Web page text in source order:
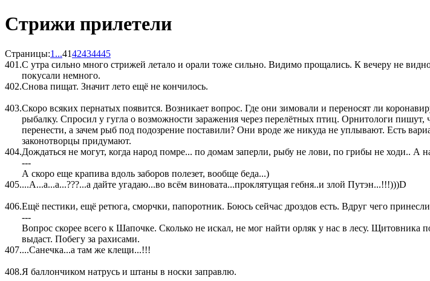
Стрижи прилетели
Страницы:1 ...4142434445
401.С утра сильно много стрижей летало и орали тоже сильно. Видимо прощались. К вечеру не
покусали немного.
402.Снова пищат. Значит лето ещё не кончилось.
403.Скоро всяких пернатых появится. Возникает вопрос. Где они зимовали и переносят ли
рыбалку. Спросил у гугла о возможности заражения через перелётных птиц. Орнитологи
перенести, а зачем рыб под подозрение поставили? Они вроде же никуда не уплывают. Есть
законотворцы придумают.
404.Дождаться не могут, когда народ помре... по домам заперли, рыбу не лови, по грибы не ходи.. А
---
А скоро еще крапива вдоль заборов полезет, вообще беда...)
405....А...а...а...???...а дайте угадаю...во всём виновата...проклятущая гебня..и злой Путэн...!!!)))D
406.Ещё пестики, ещё ретюга, сморчки, папоротник. Боюсь сейчас дроздов есть. Вдруг чего
---
Вопрос скорее всего к Шапочке. Сколько не искал, не мог найти орляк у нас в лесу. Щитовника
выдаст. Побегу за рахисами.
407....Санечка...а там же клещи...!!!
408.Я баллончиком натрусь и штаны в носки заправлю.